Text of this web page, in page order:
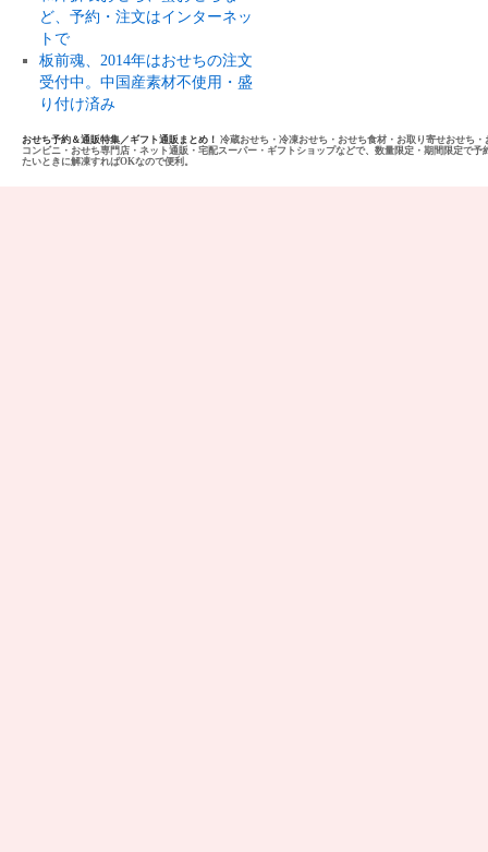
ど、予約・注文はインターネッ
トで
板前魂、2014年はおせちの注文
受付中。中国産素材不使用・盛
り付け済み
おせち予約＆通販特集／ギフト通販まとめ！ 冷蔵おせち・冷凍おせち・おせち食材・お取り寄せおせち
コンビニ・おせち専門店・ネット通販・宅配スーパー・ギフトショップなどで、数量限定・期間限定で
たいときに解凍すればOKなので便利。